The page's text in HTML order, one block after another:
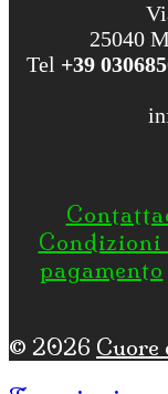
25040
Tel +39
Condizioni
pagamento
© 2026 Cuore